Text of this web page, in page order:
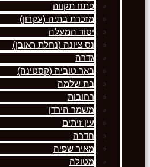
פתח תקווה
מזכרת בתיה (עקרון)
יסוד המעלה
נס ציונה (נחלת ראובן)
גדרה
באר טוביה (קסטינה)
בת שלמה
רחובות
משמר הירדן
עין זיתים
חדרה
מאיר שפיה
מטולה